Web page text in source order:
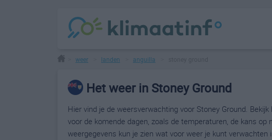
weer landen anguilla
Het weer in Stoney Ground
Hier vind je de weersverwachting voor Stoney Ground.
voor de komende dagen, zoals de temperaturen, de kans
weergegevens kun je zien wat voor weer je kunt